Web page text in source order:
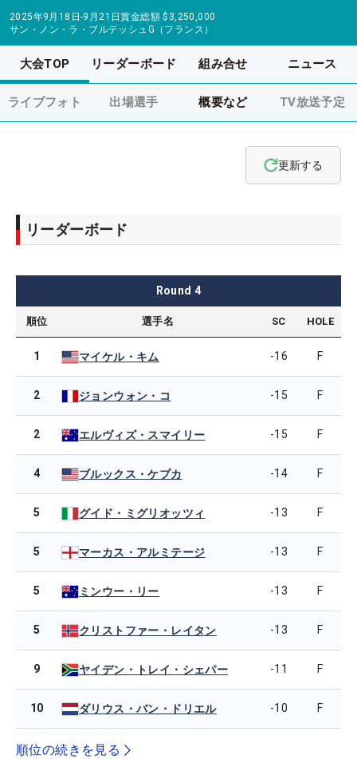
2025年9月18日-9月21日賞金総額 $3,250,000
サン・ノン・ラ・ブルテッシュG（フランス）
大会TOP リーダーボード 組み合せ ニュース
ライブフォト 出場選手 概要など TV放送予定
更新する
リーダーボード
Round 4
順位 選手名 SC HOLE
1 マイケル・キム -16 F
2 ジョンウォン・コ -15 F
2 エルヴィズ・スマイリー -15 F
4 ブルックス・ケプカ -14 F
5 グイド・ミグリオッツィ -13 F
5 マーカス・アルミテージ -13 F
5 ミンウー・リー -13 F
5 クリストファー・レイタン -13 F
9 ヤイデン・トレイ・シェパー -11 F
10 ダリウス・バン・ドリエル -10 F
順位の続きを見る